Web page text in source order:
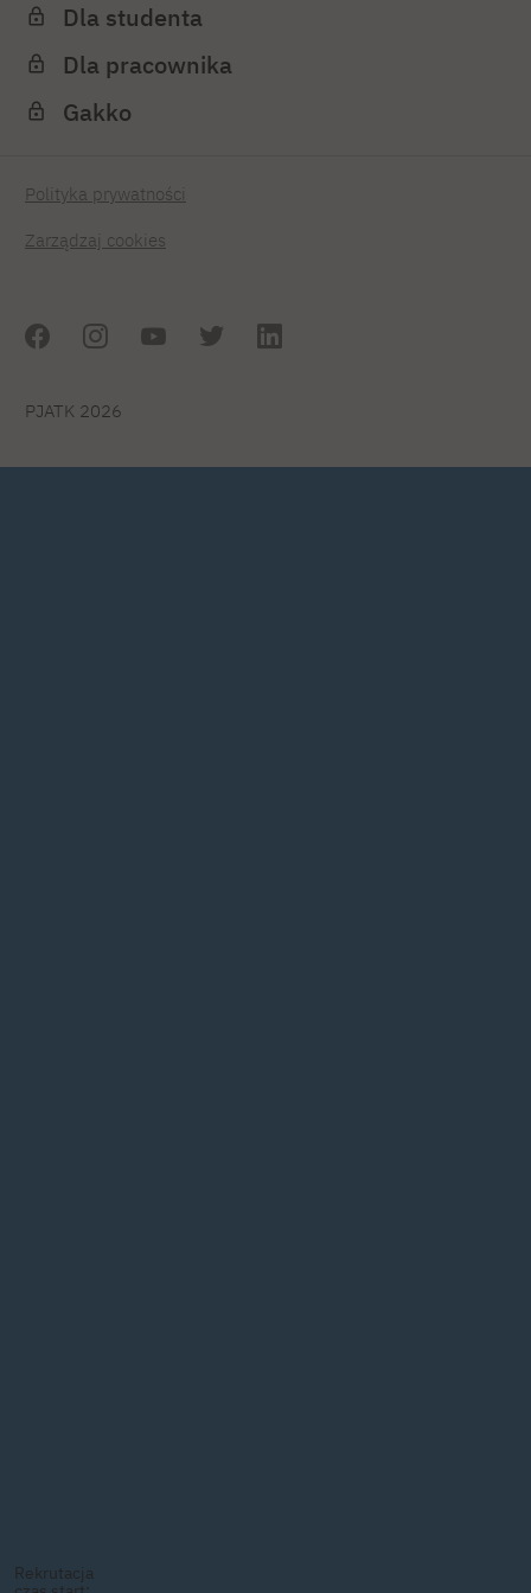
Rekrutacja
Dla studenta
Dla pracownika
Gakko
Polityka prywatności
Zarządzaj cookies
PJATK 2026